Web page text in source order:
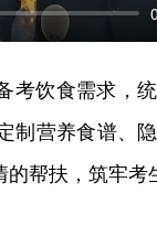
考饮食需求，
制营养食谱、
帮扶，筑牢考